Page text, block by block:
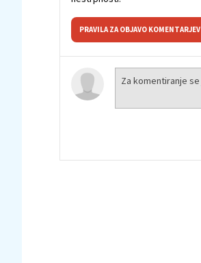
PRAVILA ZA OBJAVO KOMENTARJEV